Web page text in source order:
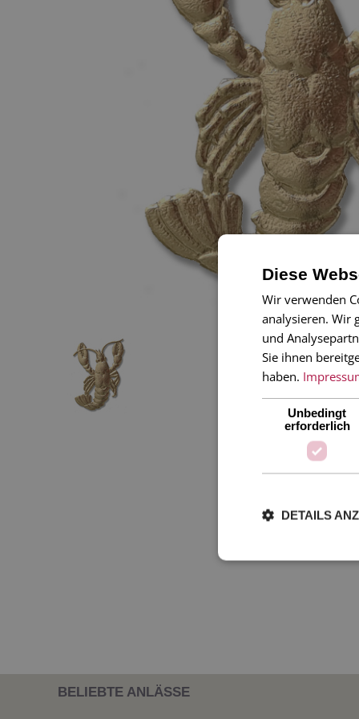
BELIEBTE ANLÄSSE
Diese
Wir verwenden
analysieren. Wir
und
Sie ihnen
haben.
Unbedingt
erforderlich
DETAILS